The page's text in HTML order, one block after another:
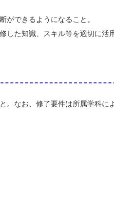
ができるようになること。
した知識、スキル等を適切に活
。なお、修了要件は所属学科に